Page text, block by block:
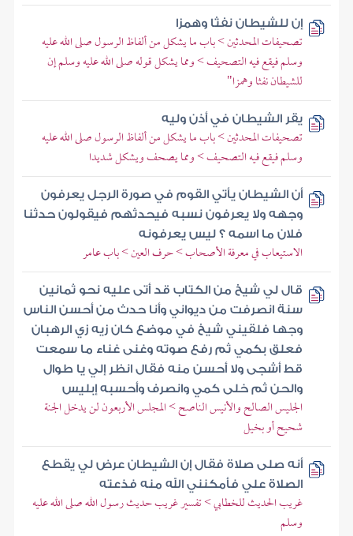
إن للشيطان نفثا وهمزا
تصحيفات المحدثين > باب ما يشكل من ألفاظ الرسول صلى الله عليه
وسلم فيقع فيه التصحيف > ومما يشكل قوله صلى الله عليه وسلم إن
للشيطان نفثا وهمزا"
يقر الشيطان في أذن وليه
تصحيفات المحدثين > باب ما يشكل من ألفاظ الرسول صلى الله عليه
وسلم فيقع فيه التصحيف > ومما يصحف ويشكل شديدا
أن الشيطان يأتي القوم في صورة الرجل يعرفون
وجهه ولا يعرفون نسبه فيحدثهم فيقولون حدثنا
فلان ما اسمه ؟ ليس يعرفونه
الاستيعاب في معرفة الأصحاب > حرف العين > باب عامر
قال لي شيخ من الكتاب قد أتى عليه نحو ثمانين
سنة انصرفت من ديواني وأنا حدث من أحسن الناس
وجها فلقيني شيخ في موضع كان زيه زي الرهبان
فعلق بكمي ثم رفع صوته وغنى غناء ما سمعت
قط أشجى ولا أحسن منه فقال انظر إلي يا طوال
والحن ثم خلى كمي وانصرف وأحسبه إبليس
الجليس الصالح والأنيس الناصح > المجلس الأربعون لن يدخل الجنة
شحيح أو بخيل
أنه صلى صلاة فقال إن الشيطان عرض لي يقطع
الصلاة علي فأمكنني الله منه فذعته
غريب الحديث للخطابي > تفسير غريب حديث رسول الله صلى الله عليه
وسلم